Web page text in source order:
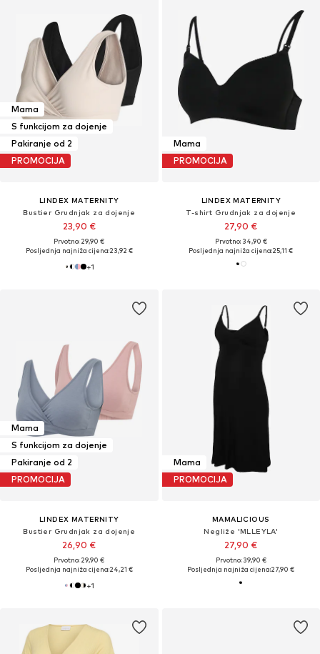
Mama
S funkcijom za dojenje
Pakiranje od 2
PROMOCIJA
LINDEX MATERNITY
Bustier Grudnjak za dojenje
23,90 €
Prvotno: 29,90 €
Posljednja najniža cijena:23,92 €
+1
Mama
PROMOCIJA
LINDEX MATERNITY
T-shirt Grudnjak za dojenje
27,90 €
Prvotno: 34,90 €
Posljednja najniža cijena:25,11 €
Mama
S funkcijom za dojenje
Pakiranje od 2
PROMOCIJA
LINDEX MATERNITY
Bustier Grudnjak za dojenje
26,90 €
Prvotno: 29,90 €
Posljednja najniža cijena:24,21 €
+1
Mama
PROMOCIJA
MAMALICIOUS
Negliže 'MLLEYLA'
27,90 €
Prvotno: 39,90 €
Posljednja najniža cijena:27,90 €